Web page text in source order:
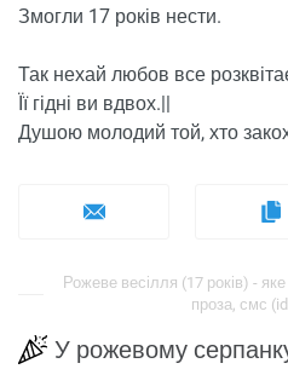
Змогли 17 років нести.
Так нехай любов все
Її гідні ви вдвох.||
Душою молодий той, хто
Рожеве весілля (17 років) -
проза, смс
У рожевому